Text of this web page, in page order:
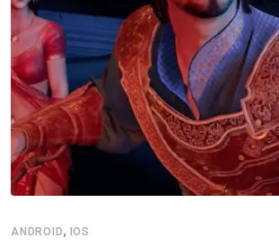
ANDROID, IOS